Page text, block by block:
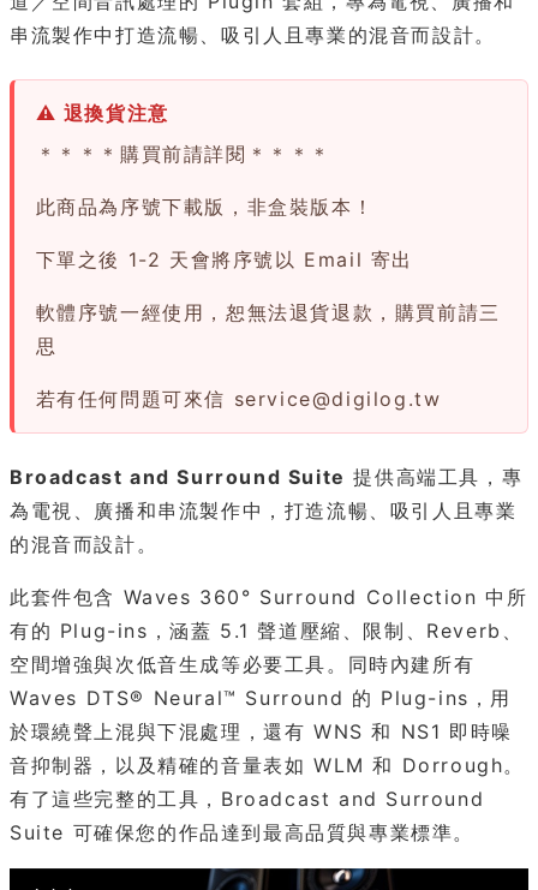
串流製作中打造流暢、吸引人且專業的混音而設計。
⚠ 退換貨注意
＊＊＊＊購買前請詳閱＊＊＊＊
此商品為序號下載版，非盒裝版本！
下單之後 1-2 天會將序號以 Email 寄出
軟體序號一經使用，恕無法退貨退款，購買前請三
思
若有任何問題可來信 service@digilog.tw
Broadcast and Surround Suite 提供高端工具，專
為電視、廣播和串流製作中，打造流暢、吸引人且專業
的混音而設計。
此套件包含 Waves 360° Surround Collection 中所
有的 Plug-ins，涵蓋 5.1 聲道壓縮、限制、Reverb、
空間增強與次低音生成等必要工具。同時內建所有
Waves DTS® Neural™ Surround 的 Plug-ins，用
於環繞聲上混與下混處理，還有 WNS 和 NS1 即時噪
音抑制器，以及精確的音量表如 WLM 和 Dorrough。
有了這些完整的工具，Broadcast and Surround
Suite 可確保您的作品達到最高品質與專業標準。